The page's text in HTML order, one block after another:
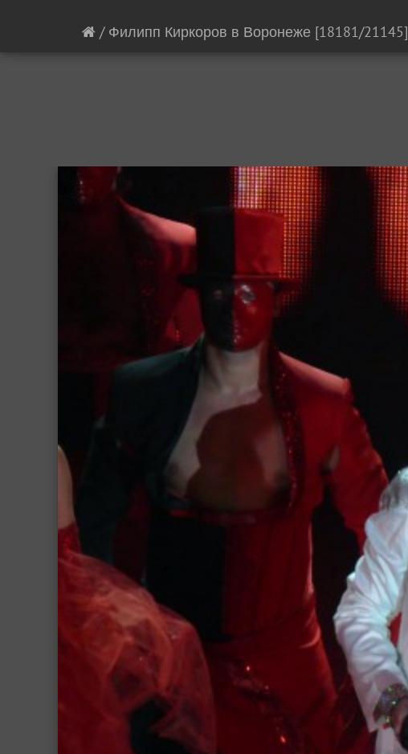
/ Филипп Киркоров в Воронеже [18181/21145]